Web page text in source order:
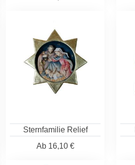
Sternfamilie Relief
Ab16,10 €